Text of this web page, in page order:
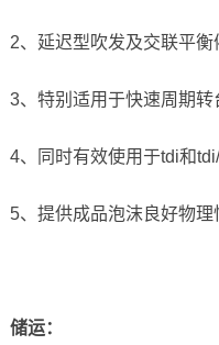
2、延迟型吹发及交联平衡
3、特别适用于快速周期转
4、同时有效使用于tdi和
5、提供成品泡沫良好物理
储运：